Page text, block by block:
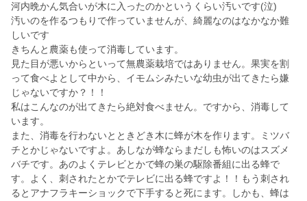
河内晩かん気合いが木に入ったのかというくらい汚いです(泣)
汚いのを作るつもりで作っていませんが、綺麗なのはなかなか難
しいです
きちんと農薬も使って消毒しています。
見た目が悪いからといって無農薬栽培ではありません。果実を割
って食べよとして中から、イモムシみたいな幼虫が出てきたら嫌
じゃないですか？！！
私はこんなのが出てきたら絶対食べません。ですから、消毒して
います。
また、消毒を行わないとときどき木に蜂が木を作ります。ミツバ
チとかじゃないですよ。あしなが蜂ならまだしも怖いのはスズメ
バチです。あのよくテレビとかで蜂の巣の駆除番組に出る蜂で
す。よく、刺されたとかでテレビに出る蜂ですよ！！もう刺され
るとアナフラキーショックで下手すると死にます。しかも、蜂は